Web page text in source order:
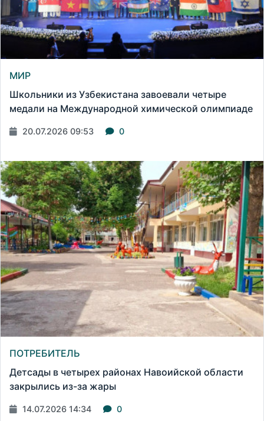
МИР
Школьники из Узбекистана завоевали четыре
медали на Международной химической олимпиаде
20.07.2026 09:53 0
ПОТРЕБИТЕЛЬ
Детсады в четырех районах Навоийской области
закрылись из-за жары
14.07.2026 14:34 0